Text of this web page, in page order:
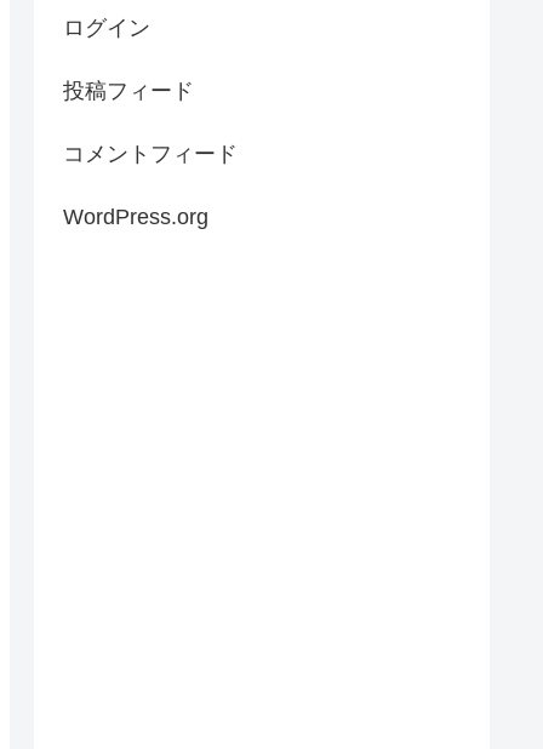
ログイン
投稿フィード
コメントフィード
WordPress.org